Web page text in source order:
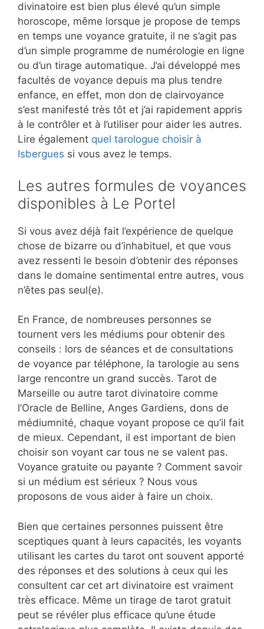
divinatoire est bien plus élevé qu’un simple
horoscope, même lorsque je propose de temps
en temps une voyance gratuite, il ne s’agit pas
d’un simple programme de numérologie en ligne
ou d’un tirage automatique. J’ai développé mes
facultés de voyance depuis ma plus tendre
enfance, en effet, mon don de clairvoyance
s’est manifesté très tôt et j’ai rapidement appris
à le contrôler et à l’utiliser pour aider les autres.
Lire également quel tarologue choisir à
Isbergues si vous avez le temps.
Les autres formules de voyances
disponibles à Le Portel
Si vous avez déjà fait l’expérience de quelque
chose de bizarre ou d’inhabituel, et que vous
avez ressenti le besoin d’obtenir des réponses
dans le domaine sentimental entre autres, vous
n’êtes pas seul(e).
En France, de nombreuses personnes se
tournent vers les médiums pour obtenir des
conseils : lors de séances et de consultations
de voyance par téléphone, la tarologie au sens
large rencontre un grand succès. Tarot de
Marseille ou autre tarot divinatoire comme
l’Oracle de Belline, Anges Gardiens, dons de
médiumnité, chaque voyant propose ce qu’il fait
de mieux. Cependant, il est important de bien
choisir son voyant car tous ne se valent pas.
Voyance gratuite ou payante ? Comment savoir
si un médium est sérieux ? Nous vous
proposons de vous aider à faire un choix.
Bien que certaines personnes puissent être
sceptiques quant à leurs capacités, les voyants
utilisant les cartes du tarot ont souvent apporté
des réponses et des solutions à ceux qui les
consultent car cet art divinatoire est vraiment
très efficace. Même un tirage de tarot gratuit
peut se révéler plus efficace qu’une étude